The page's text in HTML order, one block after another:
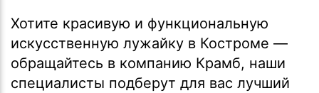
Хотите красивую и функциональную
искусственную лужайку в Костроме —
обращайтесь в компанию Крамб, наши
специалисты подберут для вас лучший